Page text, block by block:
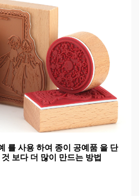
를 사용 하여 종이 공예품 을 단
보다 더 많이 만드는 방법